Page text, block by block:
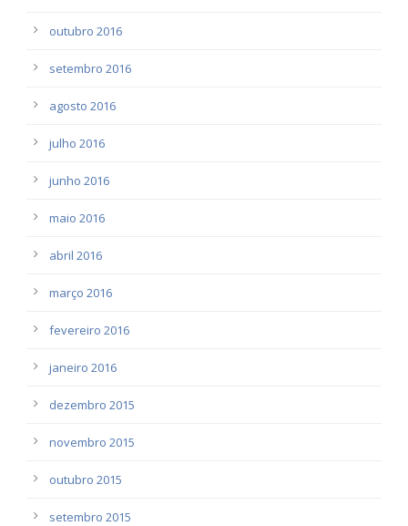
outubro 2016
setembro 2016
agosto 2016
julho 2016
junho 2016
maio 2016
abril 2016
março 2016
fevereiro 2016
janeiro 2016
dezembro 2015
novembro 2015
outubro 2015
setembro 2015